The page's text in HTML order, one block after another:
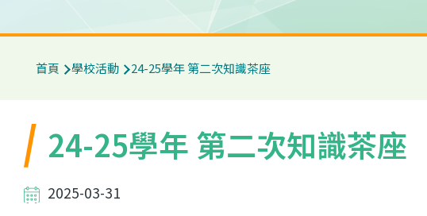
航
結
首頁 學校活動 24-25學年 第二次知識茶座
24-25學年 第二次知識茶座
2025-03-31